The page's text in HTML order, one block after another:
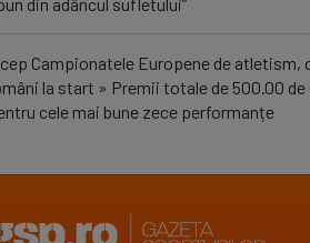
Campionatele Europene de atletism,
la start » Premii totale de 500.00 de
cele mai bune zece performanțe